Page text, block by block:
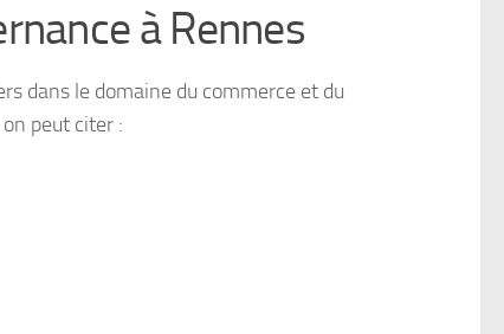
à Rennes
dans le domaine du commerce et du
peut citer :